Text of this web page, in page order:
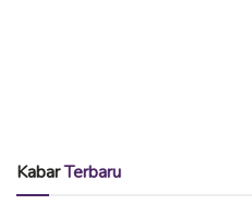
KabarTerbaru